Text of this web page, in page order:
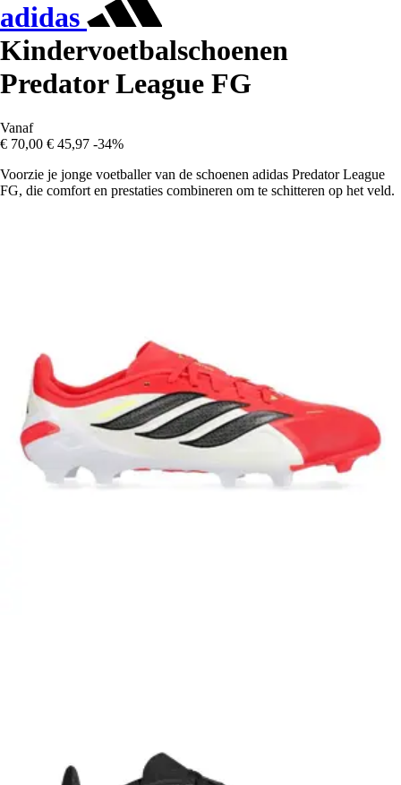
adidas
Kindervoetbalschoenen
Predator League FG
Vanaf
€ 70,00 € 45,97 -34%
Voorzie je jonge voetballer van de schoenen adidas Predator League
FG, die comfort en prestaties combineren om te schitteren op het veld.